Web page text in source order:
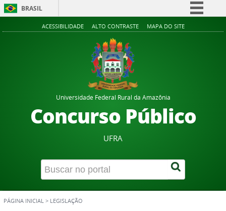
BRASIL
Simplifique!
Acesso à informação
ACESSIBILIDADE ALTO CONTRASTE MAPA DO SITE
Universidade Federal Rural da Amazônia
Concurso Público
UFRA
PÁGINA INICIAL > LEGISLAÇÃO